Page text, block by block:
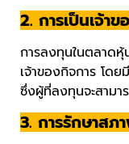
2. การเป็นเจ้า
การลงทุนในตลาดหุ้
เจ้าของกิจการ โด
ซึ่งผู้ที่ลงทุนจะสามา
3. การรักษาส